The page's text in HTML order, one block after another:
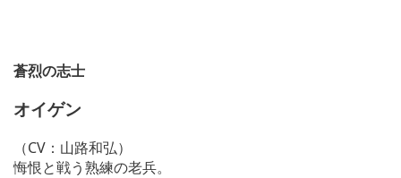
蒼烈の志士
オイゲン
（CV：山路和弘）
悔恨と戦う熟練の老兵。